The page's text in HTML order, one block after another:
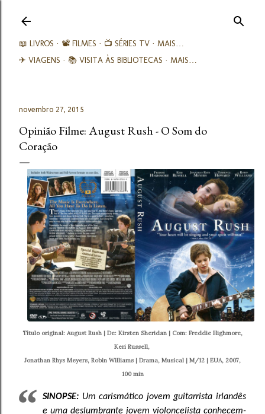
📖 LIVROS 📽️ FILMES 📺 SÉRIES TV
MAIS…
✈ VIAGENS
📚︎ VISITA ÀS BIBLIOTECAS MAIS…
novembro 27, 2015
Opinião Filme: August Rush - O Som do
Coração
Título original: August Rush | De: Kirsten Sheridan | Com: Freddie Highmore,
Keri Russell,
Jonathan Rhys Meyers, Robin Williams | Drama, Musical | M/12 | EUA, 2007,
100 min
SINOPSE: Um carismático jovem guitarrista irlandês
e uma deslumbrante jovem violoncelista conhecem-